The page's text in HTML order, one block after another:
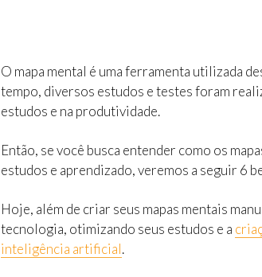
O mapa mental é uma ferramenta utilizada
tempo, diversos estudos e testes foram
estudos e na produtividade.
Então, se você busca entender como os
estudos e aprendizado, veremos a seguir 6
Hoje, além de criar seus mapas mentais
tecnologia, otimizando seus estudos e a
inteligência artificial.